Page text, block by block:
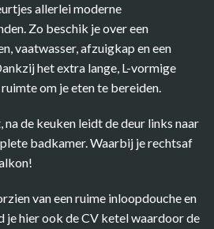
allerlei moderne
Zo beschik je over een
vaatwasser, afzuigkap en een
het extra lange, L-vormige
om je eten te bereiden.
de keuken leidt de deur links naar
badkamer. Waarbij je rechtsaf
van een ruime inloopdouche en
je hier ook de CV ketel waardoor de